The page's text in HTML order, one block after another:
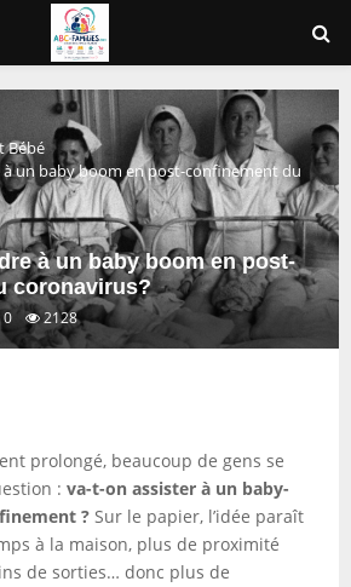
Bébé
à un baby boom en post-confinement du
à un baby boom en post-
coronavirus?
0 2128
prolongé, beaucoup de gens se
: va-t-on assister à un baby-
? Sur le papier, l’idée paraît
à la maison, plus de proximité
de sorties… donc plus de